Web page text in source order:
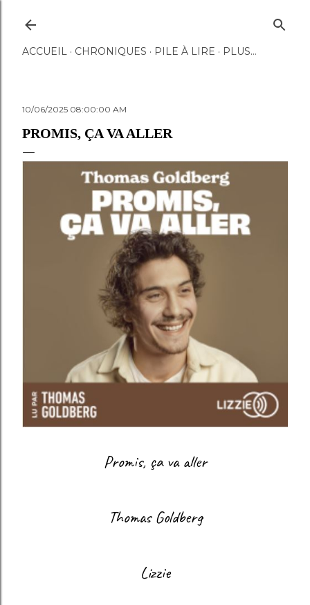
ACCUEIL CHRONIQUES PILE À LIRE PLUS…
10/06/2025 08:00:00 AM
PROMIS, ÇA VA ALLER
Promis, ça va aller
Thomas Goldberg
Lizzie